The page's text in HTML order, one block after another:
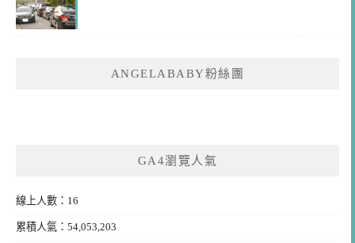
ANGELABABY粉絲團
GA4瀏覽人氣
線上人數：16
累積人氣：54,053,203